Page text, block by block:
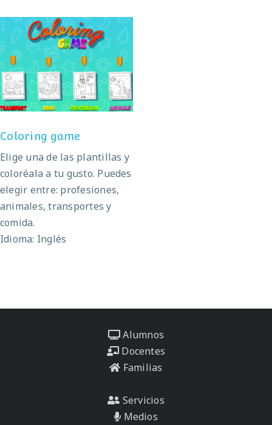
Coloring game
Coloring game
Elige una de las plantillas y
coloréala a tu gusto. Puedes
elegir entre: profesiones,
animales, transportes y
comida.
Idioma: Inglés
Alumnos
Docentes
Familias
Servicios
Medios